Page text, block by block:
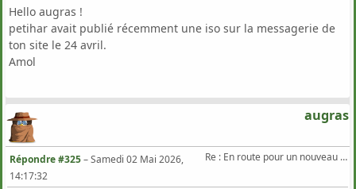
Hello augras !
petihar avait publié récemment une iso sur la messagerie de
ton site le 24 avril.
Amol
augras
Re : En route pour un nouveau Triton .
Répondre #325–Samedi 02 Mai 2026,
14:17:32